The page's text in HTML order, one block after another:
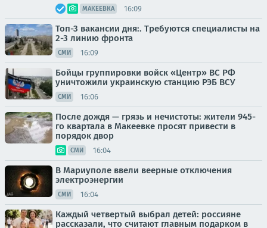
МАКЕЕВКА 16:09
Топ-3 вакансии дня:. Требуются специалисты на
2-3 линию фронта
СМИ 16:09
Бойцы группировки войск «Центр» ВС РФ
уничтожили украинскую станцию РЭБ ВСУ
СМИ 16:06
После дождя — грязь и нечистоты: жители 945-
го квартала в Макеевке просят привести в
порядок двор
СМИ 16:04
В Мариуполе ввели веерные отключения
электроэнергии
СМИ 16:04
Каждый четвертый выбрал детей: россияне
рассказали, что считают главным подарком в